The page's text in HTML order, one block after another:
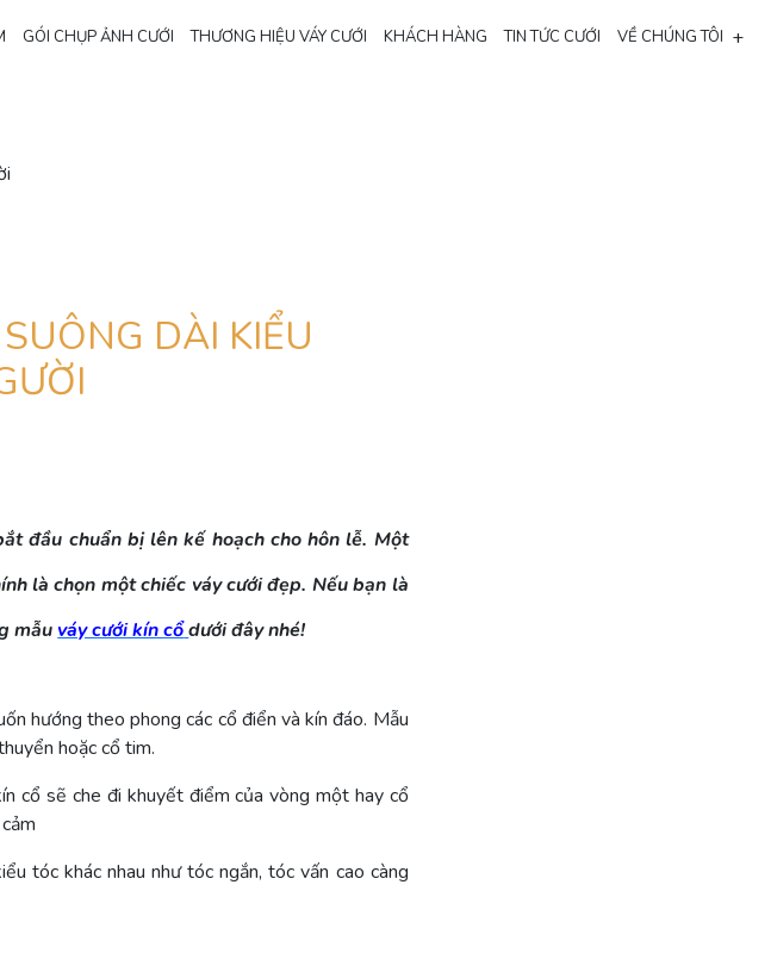
GÓI CHỤP ẢNH CƯỚI THƯƠNG HIỆU VÁY CƯỚI KHÁCH HÀNG TIN TỨC CƯỚI VỀ CHÚNG TÔI +
DÀI KIỂU
đầu chuẩn bị lên kế hoạch cho hôn lễ. Một
là chọn một chiếc váy cưới đẹp. Nếu bạn là
mẫu váy cưới kín cổdưới đây nhé!
hướng theo phong các cổ điển và kín đáo. Mẫu
hoặc cổ tim.
cổ sẽ che đi khuyết điểm của vòng một hay cổ
tóc khác nhau như tóc ngắn, tóc vấn cao càng